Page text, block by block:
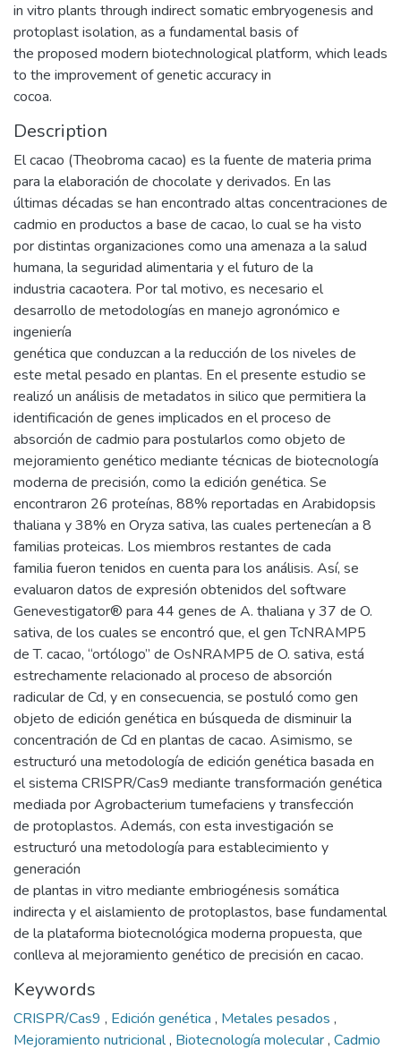
in vitro plants through indirect somatic embryogenesis and
protoplast isolation, as a fundamental basis of
the proposed modern biotechnological platform, which leads
to the improvement of genetic accuracy in
cocoa.
Description
El cacao (Theobroma cacao) es la fuente de materia prima
para la elaboración de chocolate y derivados. En las
últimas décadas se han encontrado altas concentraciones de
cadmio en productos a base de cacao, lo cual se ha visto
por distintas organizaciones como una amenaza a la salud
humana, la seguridad alimentaria y el futuro de la
industria cacaotera. Por tal motivo, es necesario el
desarrollo de metodologías en manejo agronómico e
ingeniería
genética que conduzcan a la reducción de los niveles de
este metal pesado en plantas. En el presente estudio se
realizó un análisis de metadatos in silico que permitiera la
identificación de genes implicados en el proceso de
absorción de cadmio para postularlos como objeto de
mejoramiento genético mediante técnicas de biotecnología
moderna de precisión, como la edición genética. Se
encontraron 26 proteínas, 88% reportadas en Arabidopsis
thaliana y 38% en Oryza sativa, las cuales pertenecían a 8
familias proteicas. Los miembros restantes de cada
familia fueron tenidos en cuenta para los análisis. Así, se
evaluaron datos de expresión obtenidos del software
Genevestigator® para 44 genes de A. thaliana y 37 de O.
sativa, de los cuales se encontró que, el gen TcNRAMP5
de T. cacao, “ortólogo” de OsNRAMP5 de O. sativa, está
estrechamente relacionado al proceso de absorción
radicular de Cd, y en consecuencia, se postuló como gen
objeto de edición genética en búsqueda de disminuir la
concentración de Cd en plantas de cacao. Asimismo, se
estructuró una metodología de edición genética basada en
el sistema CRISPR/Cas9 mediante transformación genética
mediada por Agrobacterium tumefaciens y transfección
de protoplastos. Además, con esta investigación se
estructuró una metodología para establecimiento y
generación
de plantas in vitro mediante embriogénesis somática
indirecta y el aislamiento de protoplastos, base fundamental
de la plataforma biotecnológica moderna propuesta, que
conlleva al mejoramiento genético de precisión en cacao.
Keywords
CRISPR/Cas9 , Edición genética , Metales pesados ,
Mejoramiento nutricional, Biotecnología molecular, Cadmio